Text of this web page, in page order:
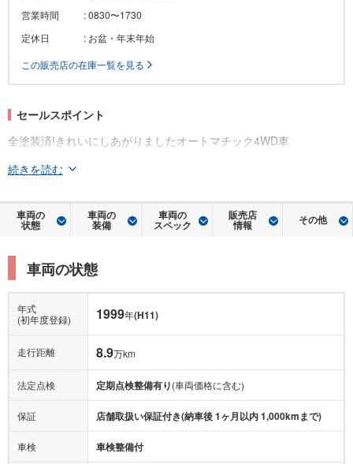
営業時間
: 0830〜1730
定休日
: お盆・年末年始
この販売店の在庫一覧を見る
セールスポイント
全塗装済!きれいにしあがりましたオートマチック4WD車
続きを読む
車両の
状態
車両の
装備
車両の
スペック
販売店
情報 その他
車両の状態
年式
(初年度登録)
1999年(H11)
走行距離 8.9万km
法定点検 定期点検整備有り(車両価格に含む)
保証 店舗取扱い保証付き(納車後 1ヶ月以内 1,000kmまで)
車検 車検整備付